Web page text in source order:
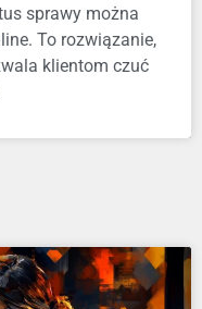
sprawy można
To rozwiązanie,
klientom czuć